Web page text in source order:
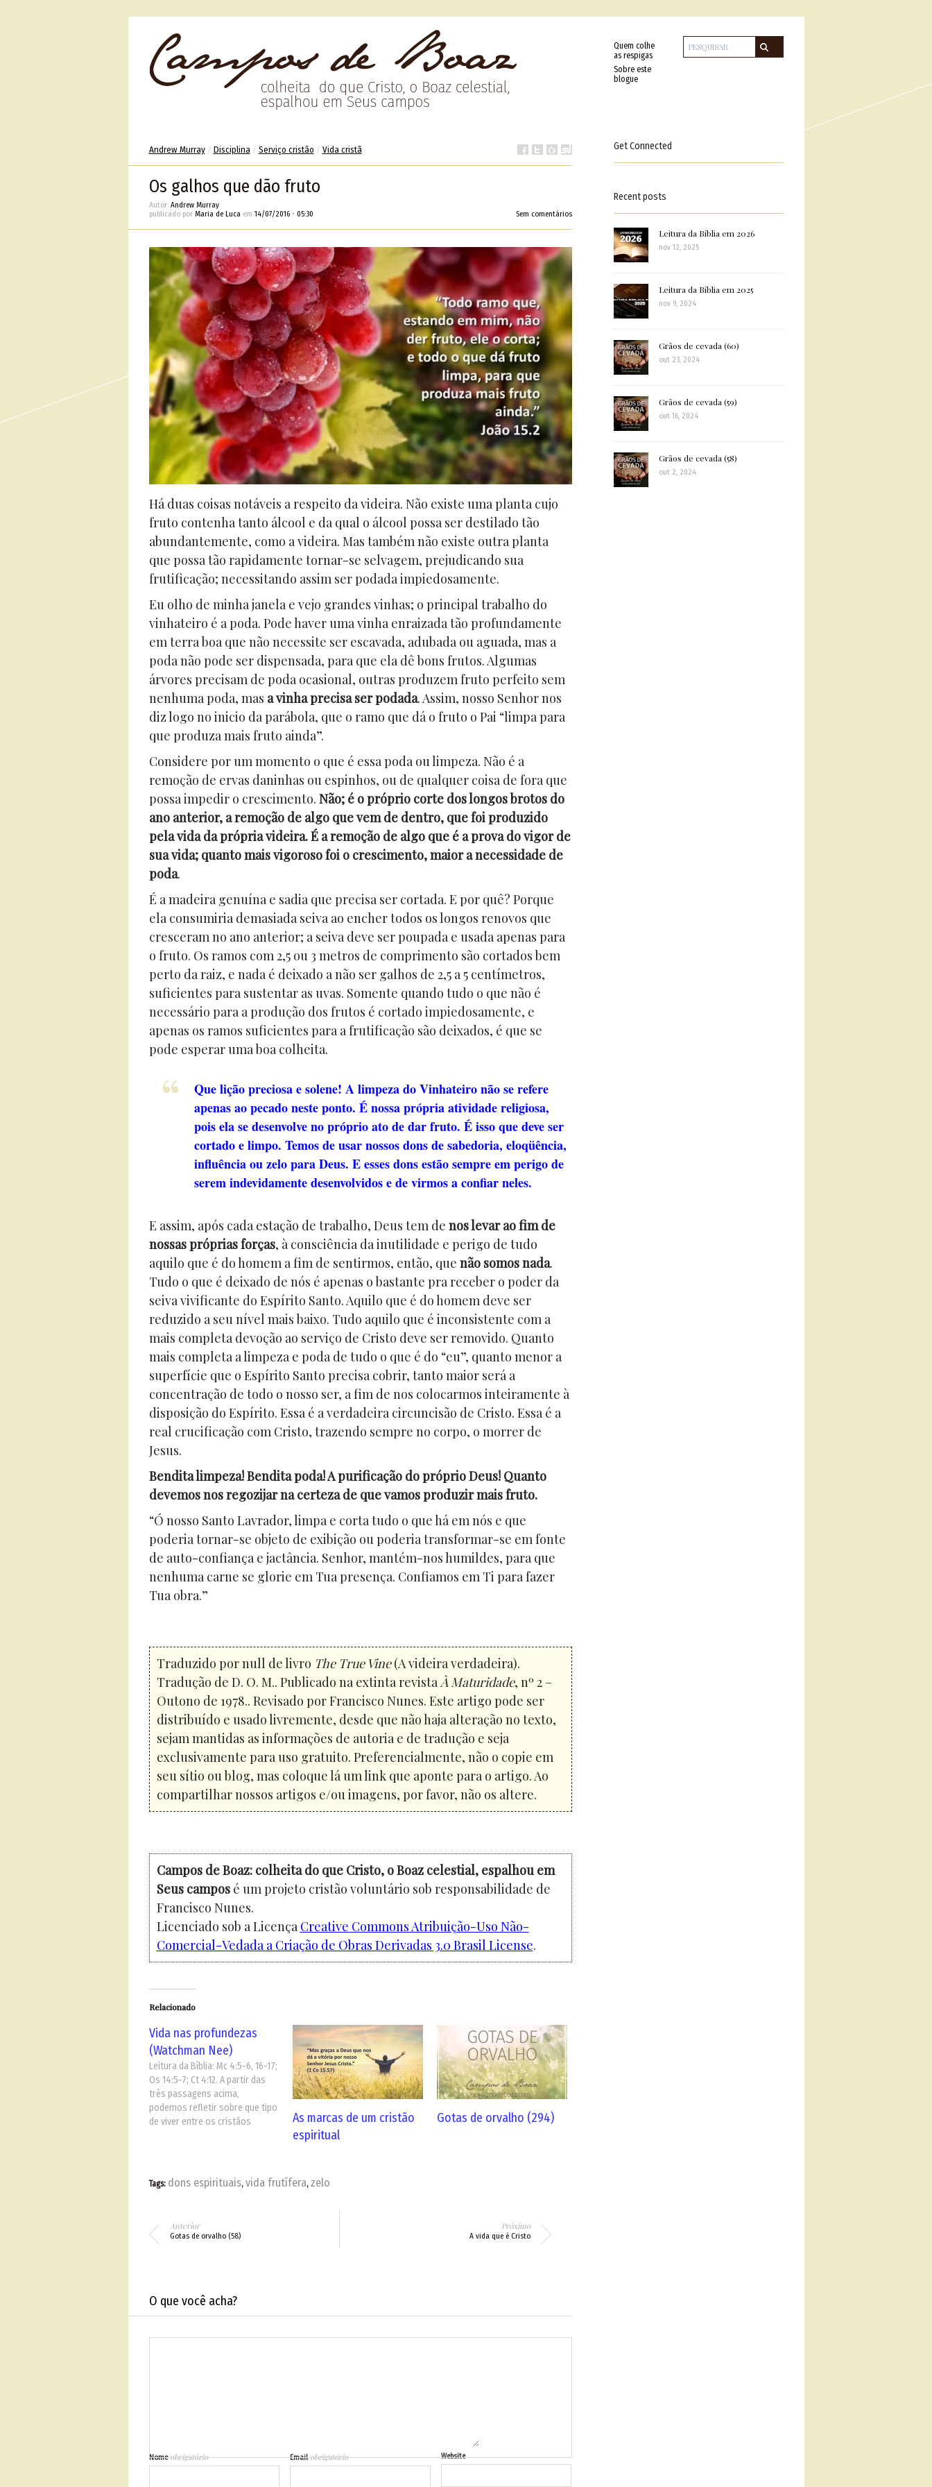
Quem colhe
as respigas
Sobre este
blogue
Andrew Murray / Disciplina / Serviço cristão / Vida cristã
Os galhos que dão fruto
Autor: Andrew Murray
publicado por Maria de Lucaem 14/07/2016• 05:30 Sem comentários
Há duas coisas notáveis a respeito da videira. Não existe uma planta cujo
fruto contenha tanto álcool e da qual o álcool possa ser destilado tão
abundantemente, como a videira. Mas também não existe outra planta
que possa tão rapidamente tornar-se selvagem, prejudicando sua
frutificação; necessitando assim ser podada impiedosamente.
Eu olho de minha janela e vejo grandes vinhas; o principal trabalho do
vinhateiro é a poda. Pode haver uma vinha enraizada tão profundamente
em terra boa que não necessite ser escavada, adubada ou aguada, mas a
poda não pode ser dispensada, para que ela dê bons frutos. Algumas
árvores precisam de poda ocasional, outras produzem fruto perfeito sem
nenhuma poda, mas a vinha precisa ser podada. Assim, nosso Senhor nos
diz logo no inicio da parábola, que o ramo que dá o fruto o Pai “limpa para
que produza mais fruto ainda”.
Considere por um momento o que é essa poda ou limpeza. Não é a
remoção de ervas daninhas ou espinhos, ou de qualquer coisa de fora que
possa impedir o crescimento. Não; é o próprio corte dos longos brotos do
ano anterior, a remoção de algo que vem de dentro, que foi produzido
pela vida da própria videira.É a remoção de algo que é a prova do vigor de
sua vida; quanto mais vigoroso foi o crescimento, maior a necessidade de
poda.
É a madeira genuína e sadia que precisa ser cortada. E por quê? Porque
ela consumiria demasiada seiva ao encher todos os longos renovos que
cresceram no ano anterior; a seiva deve ser poupada e usada apenas para
o fruto. Os ramos com 2,5 ou 3 metros de comprimento são cortados bem
perto da raiz, e nada é deixado a não ser galhos de 2,5 a 5 centímetros,
suficientes para sustentar as uvas. Somente quando tudo o que não é
necessário para a produção dos frutos é cortado impiedosamente, e
apenas os ramos suficientes para a frutificação são deixados, é que se
pode esperar uma boa colheita.
Que lição preciosa e solene! A limpeza do Vinhateiro não se refere
apenas ao pecado neste ponto. É nossa própria atividade religiosa,
pois ela se desenvolve no próprio ato de dar fruto. É isso que deve ser
cortado e limpo. Temos de usar nossos dons de sabedoria, eloqüência,
influência ou zelo para Deus. E esses dons estão sempre em perigo de
serem indevidamente desenvolvidos e de virmos a confiar neles.
E assim, após cada estação de trabalho, Deus tem de nos levar ao fim de
nossas próprias forças, à consciência da inutilidade e perigo de tudo
aquilo que é do homem a fim de sentirmos, então, que não somos nada.
Tudo o que é deixado de nós é apenas o bastante pra receber o poder da
seiva vivificante do Espírito Santo. Aquilo que é do homem deve ser
reduzido a seu nível mais baixo. Tudo aquilo que é inconsistente com a
mais completa devoção ao serviço de Cristo deve ser removido. Quanto
mais completa a limpeza e poda de tudo o que é do “eu”, quanto menor a
superfície que o Espírito Santo precisa cobrir, tanto maior será a
concentração de todo o nosso ser, a fim de nos colocarmos inteiramente à
disposição do Espírito. Essa é a verdadeira circuncisão de Cristo. Essa é a
real crucificação com Cristo, trazendo sempre no corpo, o morrer de
Jesus.
Bendita limpeza! Bendita poda! A purificação do próprio Deus! Quanto
devemos nos regozijar na certeza de que vamos produzir mais fruto.
“Ó nosso Santo Lavrador, limpa e corta tudo o que há em nós e que
poderia tornar-se objeto de exibição ou poderia transformar-se em fonte
de auto-confiança e jactância. Senhor, mantém-nos humildes, para que
nenhuma carne se glorie em Tua presença. Confiamos em Ti para fazer
Tua obra.”
Traduzido por null de livro The True Vine(A videira verdadeira).
Tradução de D. O. M.. Publicado na extinta revista À Maturidade, nº 2 –
Outono de 1978.. Revisado por Francisco Nunes. Este artigo pode ser
distribuído e usado livremente, desde que não haja alteração no texto,
sejam mantidas as informações de autoria e de tradução e seja
exclusivamente para uso gratuito. Preferencialmente, não o copie em
seu sítio ou blog, mas coloque lá um link que aponte para o artigo. Ao
compartilhar nossos artigos e/ou imagens, por favor, não os altere.
Campos de Boaz: colheita do que Cristo, o Boaz celestial, espalhou em
Seus camposé um projeto cristão voluntário sob responsabilidade de
Francisco Nunes.
Licenciado sob a Licença Creative Commons Atribuição-Uso Não-
Comercial-Vedada a Criação de Obras Derivadas 3.0 Brasil License.
Relacionado
Vida nas profundezas
(Watchman Nee)
Leitura da Bíblia: Mc 4:5-6, 16-17;
Os 14:5-7; Ct 4:12. A partir das
três passagens acima,
podemos refletir sobre que tipo
de viver entre os cristãos
aos infortúnios e suportar
testes. Por…
As marcas de um cristão
espiritual
Gotas de orvalho (294)
Tags: dons espirituais, vida frutífera, zelo
Anterior
Gotas de orvalho (58)
Próximo
A vida que é Cristo
O que você acha?
Nomeobrigatório Emailobrigatório Website
Get Connected
Recent posts
Leitura da Bíblia em 2026
nov 12, 2025
Leitura da Bíblia em 2025
nov 9, 2024
Grãos de cevada (60)
out 23, 2024
Grãos de cevada (59)
out 16, 2024
Grãos de cevada (58)
out 2, 2024